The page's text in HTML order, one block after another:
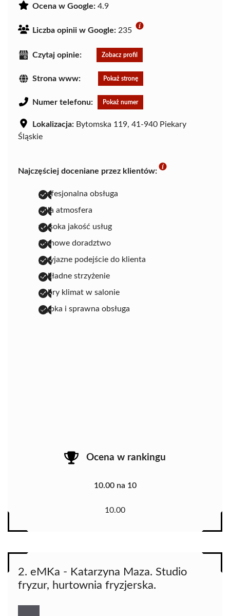
Ocena w Google: 4.9
Liczba opinii w Google: 235
Czytaj opinie: Zobacz profil
Strona www: Pokaż stronę
Numer telefonu: Pokaż numer
Lokalizacja: Bytomska 119, 41-940 Piekary
Śląskie
Najczęściej doceniane przez klientów:
profesjonalna obsługa
miła atmosfera
wysoka jakość usług
fachowe doradztwo
przyjazne podejście do klienta
dokładne strzyżenie
dobry klimat w salonie
szybka i sprawna obsługa
Ocena w rankingu
10.00 na 10
10.00
2. eMKa - Katarzyna Maza. Studio
fryzur, hurtownia fryzjerska.